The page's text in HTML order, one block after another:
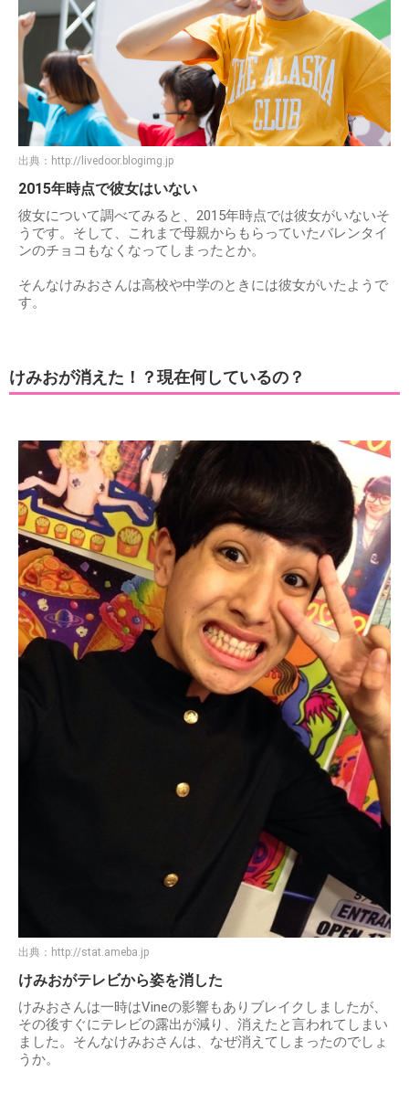
出典： http://livedoor.blogimg.jp
2015年時点で彼女はいない
彼女について調べてみると、2015年時点では彼女がいないそ
うです。そして、これまで母親からもらっていたバレンタイ
ンのチョコもなくなってしまったとか。
そんなけみおさんは高校や中学のときには彼女がいたようで
す。
けみおが消えた！？現在何しているの？
出典： http://stat.ameba.jp
けみおがテレビから姿を消した
けみおさんは一時はVineの影響もありブレイクしましたが、
その後すぐにテレビの露出が減り、消えたと言われてしまい
ました。そんなけみおさんは、なぜ消えてしまったのでしょ
うか。